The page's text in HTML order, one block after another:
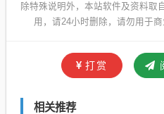
除特殊说明外，本站软件及资料取
用，请24小时删除，请勿用于
打赏
相关推荐